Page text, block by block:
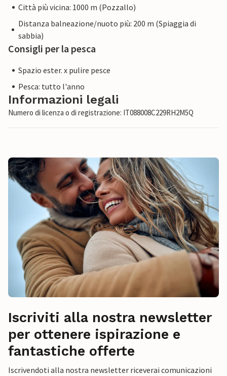
Città più vicina: 1000 m (Pozzallo)
Distanza balneazione/nuoto più: 200 m (Spiaggia di
sabbia)
Consigli per la pesca
Spazio ester. x pulire pesce
Pesca: tutto l'anno
Informazioni legali
Numero di licenza o di registrazione: IT088008C229RH2M5Q
Iscriviti alla nostra newsletter
per ottenere ispirazione e
fantastiche offerte
Iscrivendoti alla nostra newsletter riceverai comunicazioni